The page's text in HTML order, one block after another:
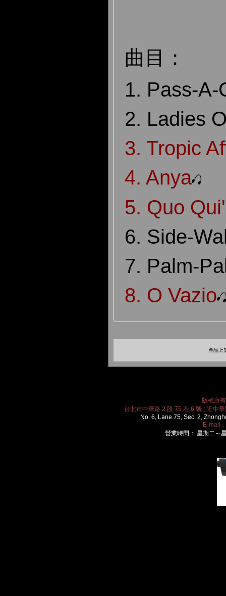
曲目：
1. Pass-A-
2. Ladies
3. Tropic
4. Anya
5. Quo
6. Side-
7. Palm-
8. O Vazio
產品上
版權所
台北市中華路 2 段 75 巷 6 號 ( 近中
No. 6, Lane 75, Sec. 2,
E-mail：
營業時間： 星期二～